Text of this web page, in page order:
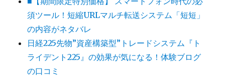
須ツール！短縮URLマルチ転送システム「短短」
の内容がネタバレ
日経225先物”資産構築型”トレードシステム『ト
ライデント225』の効果が気になる！体験ブログ
の口コミ